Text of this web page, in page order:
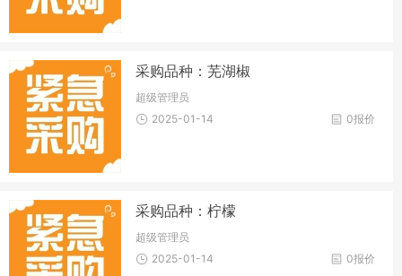
采购品种：芜湖椒
超级管理员
0报价
2025-01-14
采购品种：柠檬
超级管理员
0报价
2025-01-14